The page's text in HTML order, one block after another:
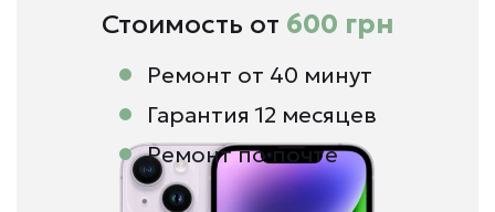
Стоимость от 600 грн
Ремонт от 40 минут
Гарантия 12 месяцев
Ремонт по почте